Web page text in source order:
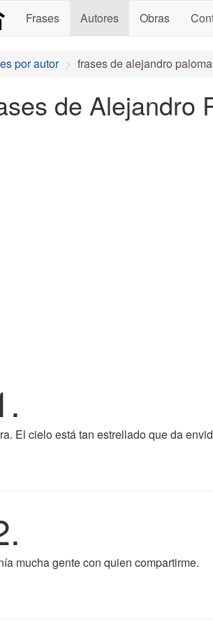
Frases Autores Obras
por autor frases de alejandro
de Alejandro
El cielo está tan estrellado que da
mucha gente con quien compartirme.